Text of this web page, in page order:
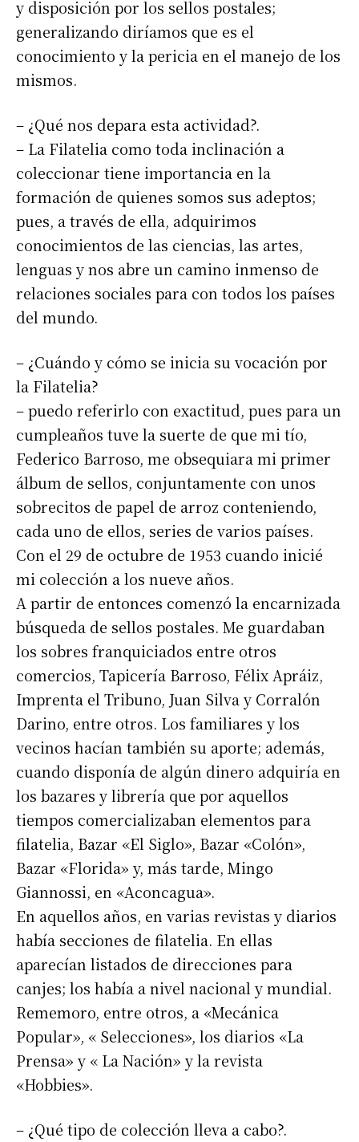
Suscribirme gratis
Dirección de correo electrónico*
Apellidos
Número de teléfono
y disposición por los sellos postales;
generalizando diríamos que es el
conocimiento y la pericia en el manejo de los
mismos.
– ¿Qué nos depara esta actividad?.
– La Filatelia como toda inclinación a
coleccionar tiene importancia en la
formación de quienes somos sus adeptos;
pues, a través de ella, adquirimos
conocimientos de las ciencias, las artes,
lenguas y nos abre un camino inmenso de
relaciones sociales para con todos los países
del mundo.
– ¿Cuándo y cómo se inicia su vocación por
la Filatelia?
– puedo referirlo con exactitud, pues para un
cumpleaños tuve la suerte de que mi tío,
Federico Barroso, me obsequiara mi primer
álbum de sellos, conjuntamente con unos
sobrecitos de papel de arroz conteniendo,
cada uno de ellos, series de varios países.
Con el 29 de octubre de 1953 cuando inicié
mi colección a los nueve años.
A partir de entonces comenzó la encarnizada
búsqueda de sellos postales. Me guardaban
los sobres franquiciados entre otros
comercios, Tapicería Barroso, Félix Apráiz,
Imprenta el Tribuno, Juan Silva y Corralón
Darino, entre otros. Los familiares y los
vecinos hacían también su aporte; además,
cuando disponía de algún dinero adquiría en
los bazares y librería que por aquellos
tiempos comercializaban elementos para
filatelia, Bazar «El Siglo», Bazar «Colón»,
Bazar «Florida» y, más tarde, Mingo
Giannossi, en «Aconcagua».
En aquellos años, en varias revistas y diarios
había secciones de filatelia. En ellas
aparecían listados de direcciones para
canjes; los había a nivel nacional y mundial.
Rememoro, entre otros, a «Mecánica
Popular», « Selecciones», los diarios «La
Prensa» y « La Nación» y la revista
«Hobbies».
– ¿Qué tipo de colección lleva a cabo?.